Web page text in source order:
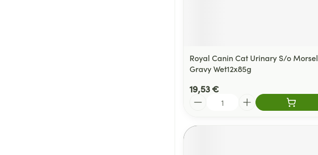
Royal Canin Cat Urinary S/o Morsel
Gravy Wet12x85g
19,53 €